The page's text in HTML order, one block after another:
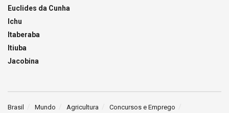
Euclides da Cunha
Ichu
Itaberaba
Itiuba
Jacobina
Brasil Mundo Agricultura Concursos e Emprego